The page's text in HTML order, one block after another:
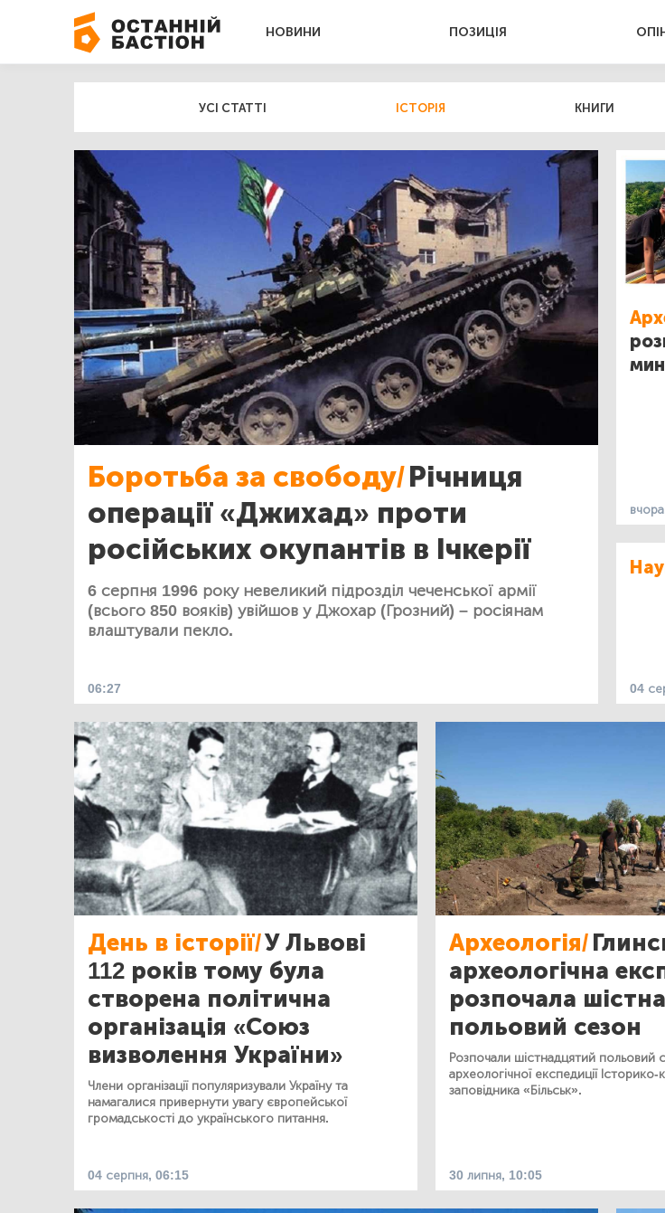
НОВИНИ ПОЗИЦІЯ
УСІ СТАТТІ ІСТОРІЯ КНИГИ
Боротьба за свободу/Річниця
операції «Джихад» проти
російських окупантів в Ічкерії
6 серпня 1996 року невеликий підрозділ чеченської армії
(всього 850 вояків) увійшов у Джохар (Грозний) – росіянам
влаштували пекло.
06:27 04
День в історії/У Львові
112 років тому була
створена політична
організація «Союз
визволення України»
Члени організації популяризували Україну та
намагалися привернути увагу європейської
громадськості до українського питання.
04 серпня, 06:15
Археологія/
археологічна
розпочала
польовий сезон
Розпочали шістнадцятий польовий
археологічної експедиції Історико-
заповідника «Більськ».
30 липня, 10:05